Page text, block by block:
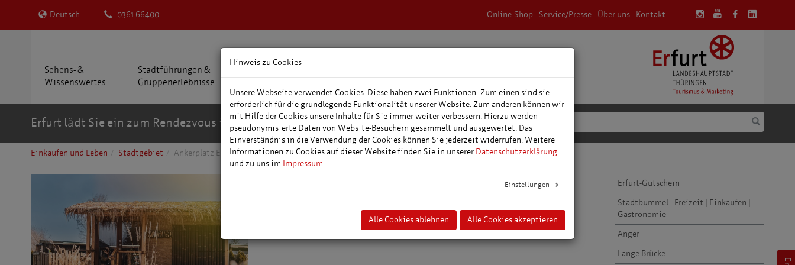
Deutsch 0361 66400 Online-Shop Service/Presse Über uns Kontakt
Sehens- &
Wissenswertes
Stadtführungen &
Gruppenerlebnisse
Erfurt lädt Sie ein zum Rendezvous in der Mitte Deutschlands...
Einkaufen und Leben Stadtgebiet Ankerplatz Erfurt
Rückzugsort der Ruhe und Entspannung. Entdecken Sie unsere außergewöhnlichen
Container mit eigener Sauna.
Erfurt-Gutschein
Stadtbummel - Freizeit | Einkaufen |
Gastronomie
Anger
Lange Brücke
Hinweis zu Cookies
Unsere Webseite verwendet Cookies. Diese haben zwei Funktionen: Zum einen sind sie
erforderlich für die grundlegende Funktionalität unserer Website. Zum anderen können wir
mit Hilfe der Cookies unsere Inhalte für Sie immer weiter verbessern. Hierzu werden
pseudonymisierte Daten von Website-Besuchern gesammelt und ausgewertet. Das
Einverständnis in die Verwendung der Cookies können Sie jederzeit widerrufen. Weitere
Informationen zu Cookies auf dieser Website finden Sie in unserer Datenschutzerklärung
und zu uns im Impressum.
Einstellungen
Alle Cookies ablehnen Alle Cookies akzeptieren